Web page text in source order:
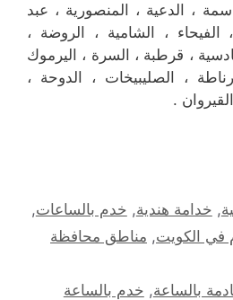
، الدعية ، المنصورية ، عبد
الفيحاء ، الشامية ، الروضة ،
، قرطبة ، السرة ، اليرموك
، الصليبيخات ، الدوحة ،
.
, خدامة هندية, خدم بالساعات,
الكويت, مناطق محافظة
بالساعة, خدم بالساعة